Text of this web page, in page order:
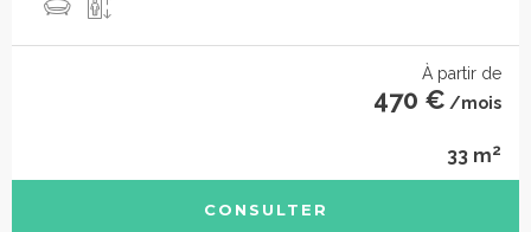
À partir de
470 € /mois
33 m2
CONSULTER